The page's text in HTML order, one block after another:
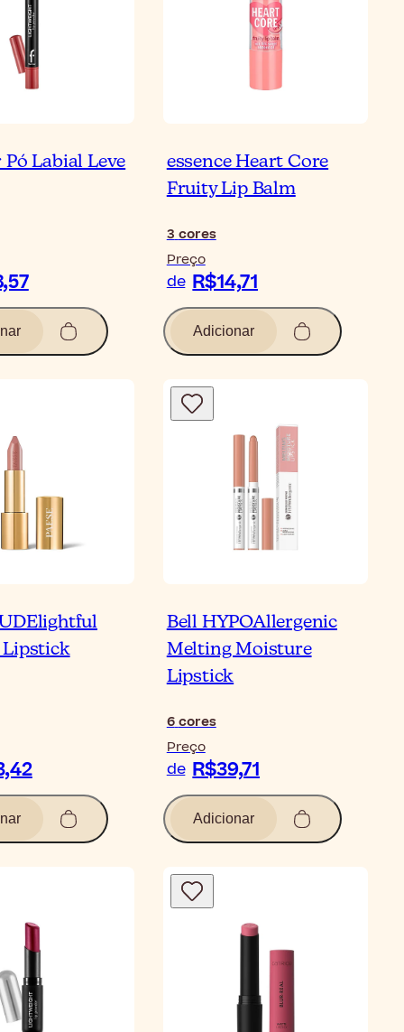
Labial Leve
essence Heart Core
Fruity Lip Balm
3 cores
Preço
de R$14,71
Adicionar
Lipstick
Bell HYPOAllergenic
Melting Moisture
Lipstick
6 cores
Preço
de R$39,71
Adicionar